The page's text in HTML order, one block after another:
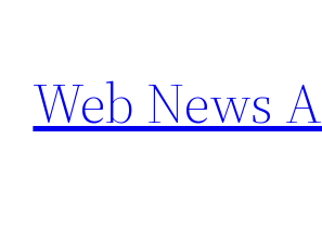
contenu
Web News